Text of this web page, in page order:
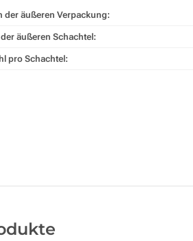
der äußeren Verpackung:
äußeren Schachtel:
pro Schachtel: